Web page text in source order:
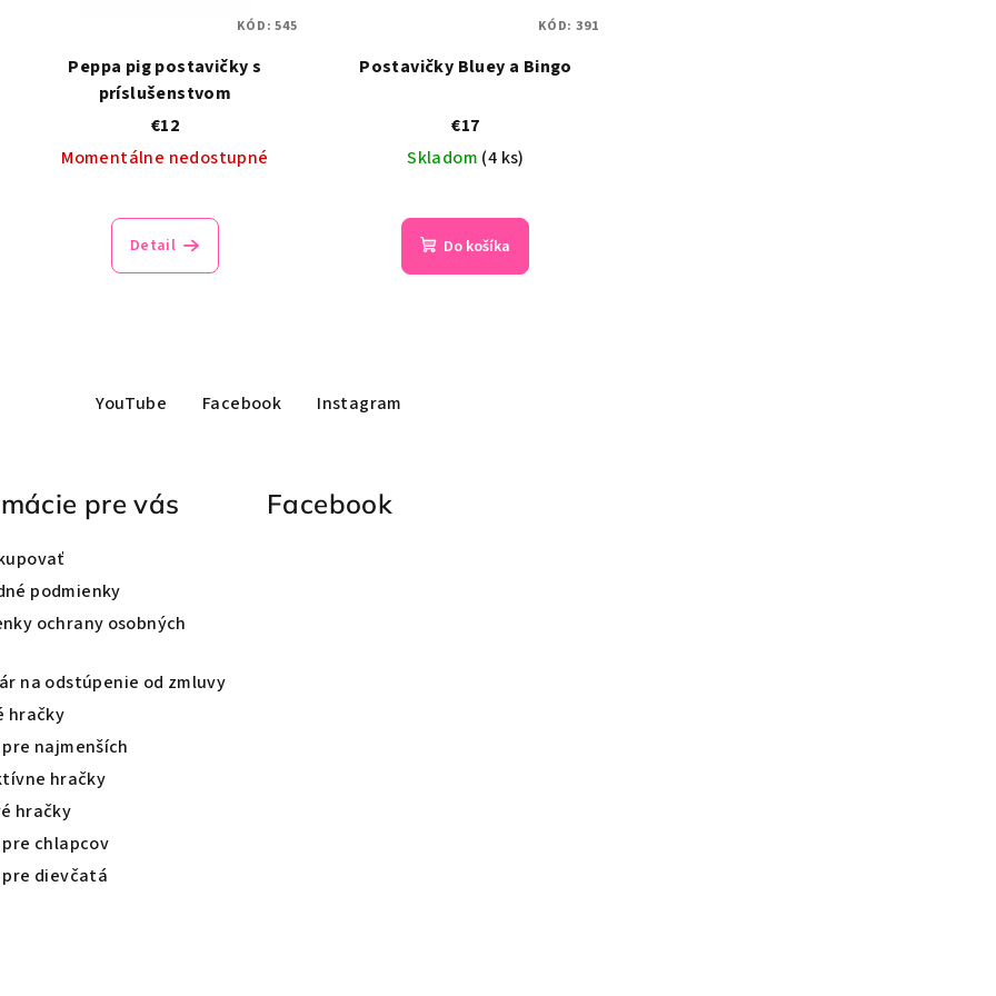
Peppa pig postavičky s
príslušenstvom
€12
Momentálne nedostupné
Detail
KÓD:545
Postavičky Bluey a Bingo
€17
Skladom (4 ks)
Do košíka
KÓD: 391
YouTube Facebook Instagram
pre vás
podmienky
ochrany osobných
na odstúpenie od zmluvy
hračky
najmenších
hračky
hračky
chlapcov
pre dievčatá
Facebook